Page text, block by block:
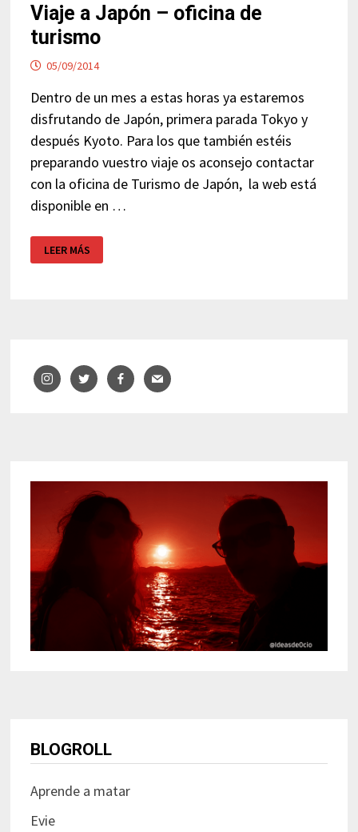
Viaje a Japón – oficina de
turismo
05/09/2014
Dentro de un mes a estas horas ya estaremos
disfrutando de Japón, primera parada Tokyo y
después Kyoto. Para los que también estéis
preparando vuestro viaje os aconsejo contactar
con la oficina de Turismo de Japón, la web está
disponible en …
A
JAPÓN
LEER MÁS
BLOGROLL
Aprende a matar
Evie